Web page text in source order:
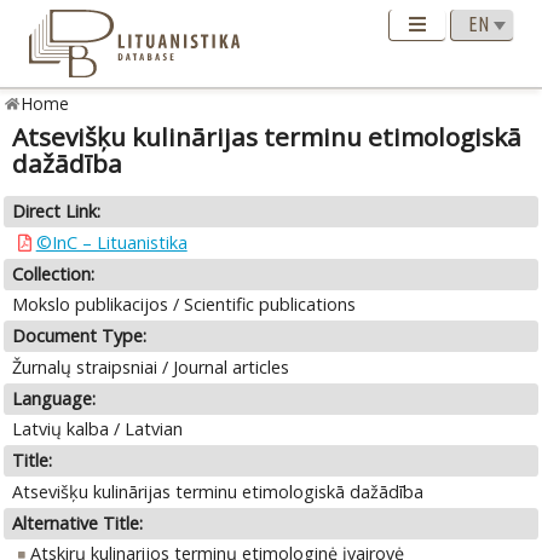
Home
Atsevišķu kulinārijas terminu etimologiskā
dažādība
Direct Link:
©InC – Lituanistika
Collection:
Mokslo publikacijos / Scientific publications
Document Type:
Žurnalų straipsniai / Journal articles
Language:
Latvių kalba / Latvian
Title:
Atsevišķu kulinārijas terminu etimologiskā dažādība
Alternative Title:
Atskirų kulinarijos terminų etimologinė įvairovė